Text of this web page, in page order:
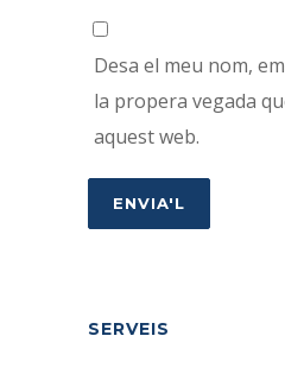
Desa el meu nom,
la propera vegada
aquest web.
SERVEIS